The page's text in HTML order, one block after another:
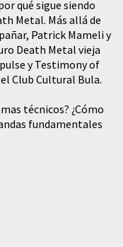
qué sigue siendo
Metal. Más allá de
Patrick Mameli y
Death Metal vieja
y Testimony of
Club Cultural Bula.
técnicos? ¿Cómo
fundamentales